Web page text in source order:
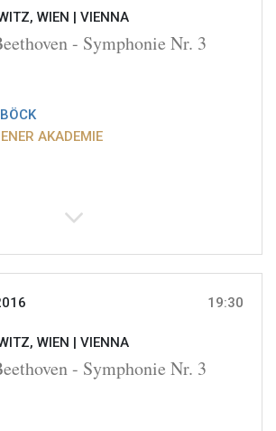
WIEN | VIENNA
- Symphonie Nr. 3
AKADEMIE
19:30
WIEN | VIENNA
- Symphonie Nr. 3